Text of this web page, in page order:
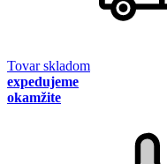
Tovar skladom
expedujeme
okamžite